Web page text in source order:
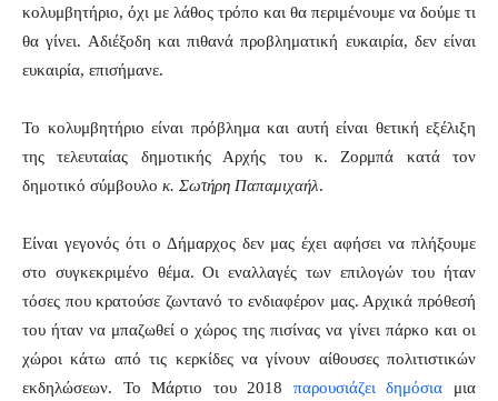
κολυμβητήριο, όχι με λάθος τρόπο και θα περιμένουμε να δούμε τι
θα γίνει. Αδιέξοδη και πιθανά προβληματική ευκαιρία, δεν είναι
ευκαιρία, επισήμανε.
Το κολυμβητήριο είναι πρόβλημα και αυτή είναι θετική εξέλιξη
της τελευταίας δημοτικής Αρχής του κ. Ζορμπά κατά τον
δημοτικό σύμβουλο κ. Σωτήρη Παπαμιχαήλ.
Είναι γεγονός ότι ο Δήμαρχος δεν μας έχει αφήσει να πλήξουμε
στο συγκεκριμένο θέμα. Οι εναλλαγές των επιλογών του ήταν
τόσες που κρατούσε ζωντανό το ενδιαφέρον μας. Αρχικά πρόθεσή
του ήταν να μπαζωθεί ο χώρος της πισίνας να γίνει πάρκο και οι
χώροι κάτω από τις κερκίδες να γίνουν αίθουσες πολιτιστικών
εκδηλώσεων. Το Μάρτιο του 2018 παρουσιάζει δημόσια μια